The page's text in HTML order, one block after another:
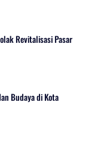
Revitalisasi Pasar
Budaya di Kota